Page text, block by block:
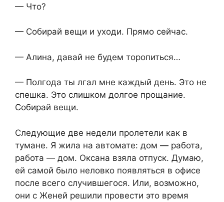
— Что?
— Собирай вещи и уходи. Прямо сейчас.
— Алина, давай не будем торопиться…
— Полгода ты лгал мне каждый день. Это не
спешка. Это слишком долгое прощание.
Собирай вещи.
Следующие две недели пролетели как в
тумане. Я жила на автомате: дом — работа,
работа — дом. Оксана взяла отпуск. Думаю,
ей самой было неловко появляться в офисе
после всего случившегося. Или, возможно,
они с Женей решили провести это время